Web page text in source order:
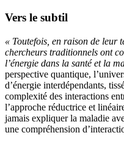
Vers le subtil
« Toutefois, en raison de leur
chercheurs traditionnels ont
l’énergie dans la santé et la
perspective quantique,
d’énergie interdépendants,
complexité des interactions
l’approche réductrice et
jamais expliquer la maladie
une compréhension